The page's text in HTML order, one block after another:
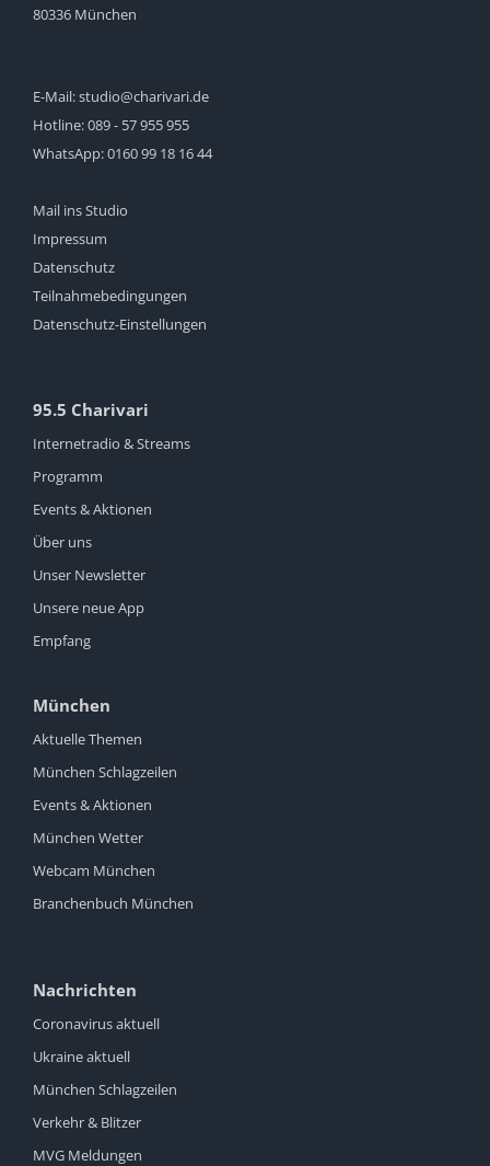
80336 München
E-Mail:studio@charivari.de
Hotline:089 - 57 955 955
WhatsApp:0160 99 18 16 44
Mail ins Studio
Impressum
Datenschutz
Teilnahmebedingungen
Datenschutz-Einstellungen
95.5 Charivari
Internetradio & Streams
Programm
Events & Aktionen
Über uns
Unser Newsletter
Unsere neue App
Empfang
München
Aktuelle Themen
München Schlagzeilen
Events & Aktionen
München Wetter
Webcam München
Branchenbuch München
Nachrichten
Coronavirus aktuell
Ukraine aktuell
München Schlagzeilen
Verkehr & Blitzer
MVG Meldungen